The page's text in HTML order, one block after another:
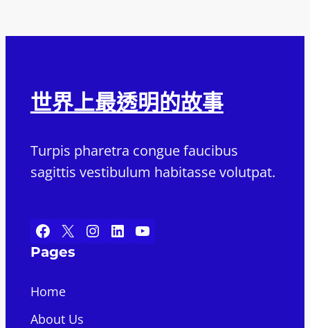
世界上最透明的故事
Turpis pharetra congue faucibus
sagittis vestibulum habitasse volutpat.
Facebook X Instagram LinkedIn YouTube
Pages
Home
About Us